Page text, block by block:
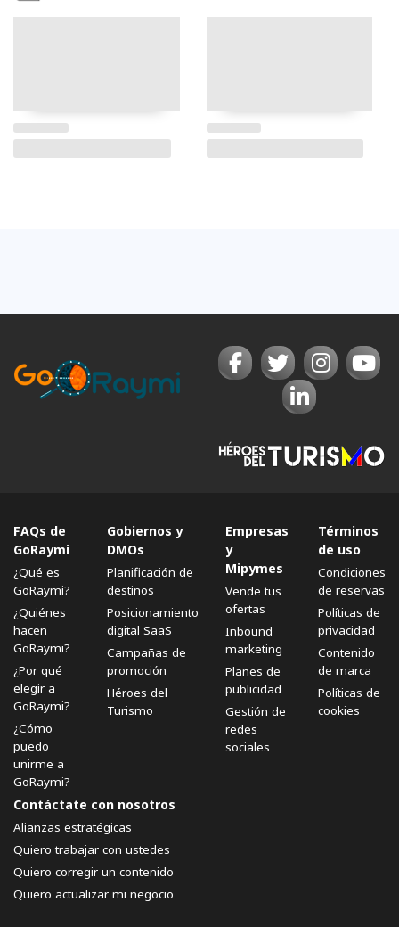
FAQs de
GoRaymi
¿Qué es
GoRaymi?
¿Quiénes
hacen
GoRaymi?
¿Por qué
elegir a
GoRaymi?
¿Cómo
puedo
unirme a
GoRaymi?
Gobiernos y
DMOs
Planificación de
destinos
Posicionamiento
digital SaaS
Campañas de
promoción
Héroes del
Turismo
Empresas
y
Mipymes
Vende tus
ofertas
Inbound
marketing
Planes de
publicidad
Gestión de
redes
sociales
Términos
de uso
Condiciones
de reservas
Políticas de
privacidad
Contenido
de marca
Políticas de
cookies
Contáctate con nosotros
Alianzas estratégicas
Quiero trabajar con ustedes
Quiero corregir un contenido
Quiero actualizar mi negocio